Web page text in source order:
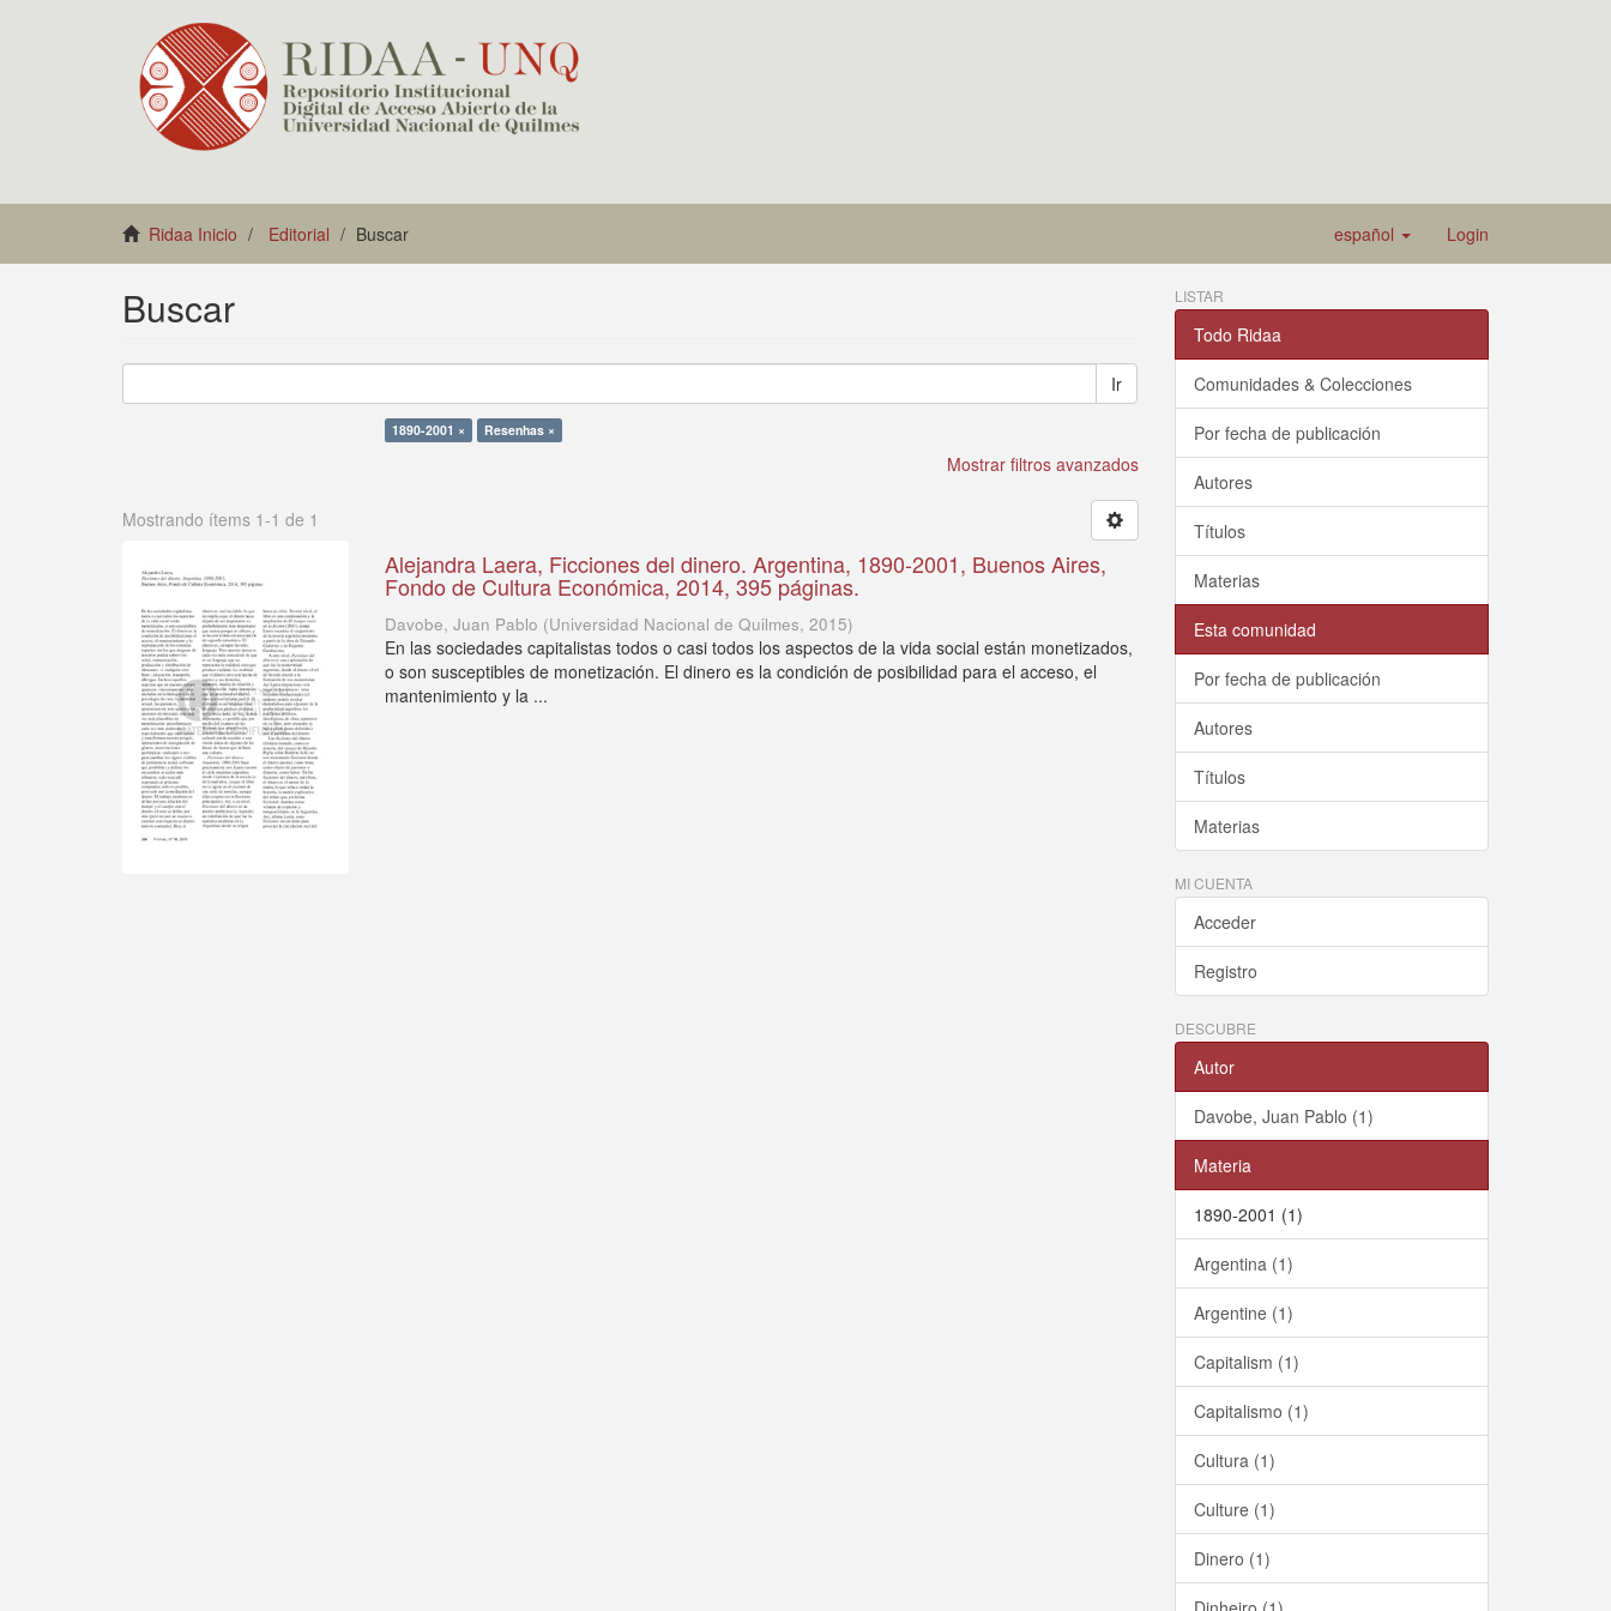
Ridaa Inicio Editorial Buscar español Login
Buscar
Ir
1890-2001 × Resenhas ×
Mostrar filtros avanzados
Mostrando ítems 1-1 de 1
Alejandra Laera, Ficciones del dinero. Argentina, 1890-2001, Buenos Aires,
Fondo de Cultura Económica, 2014, 395 páginas.
Davobe, Juan Pablo (Universidad Nacional de Quilmes,2015)
En las sociedades capitalistas todos o casi todos los aspectos de la vida social están monetizados,
o son susceptibles de monetización. El dinero es la condición de posibilidad para el acceso, el
mantenimiento y la ...
LISTAR
Todo Ridaa
Comunidades & Colecciones
Por fecha de publicación
Autores
Títulos
Materias
Esta comunidad
Por fecha de publicación
Autores
Títulos
Materias
MI CUENTA
Acceder
Registro
DESCUBRE
Autor
Davobe, Juan Pablo (1)
Materia
1890-2001 (1)
Argentina (1)
Argentine (1)
Capitalism (1)
Capitalismo (1)
Cultura (1)
Culture (1)
Dinero (1)